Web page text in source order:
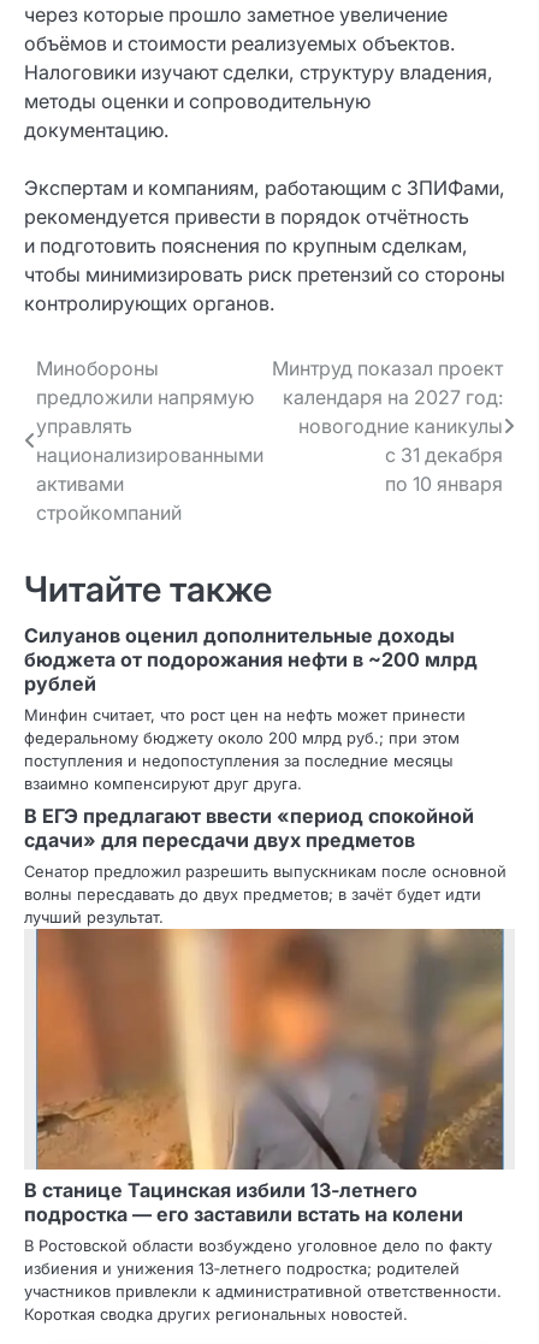
через которые прошло заметное увеличение
объёмов и стоимости реализуемых объектов.
Налоговики изучают сделки, структуру владения,
методы оценки и сопроводительную
документацию.
Экспертам и компаниям, работающим с ЗПИФами,
рекомендуется привести в порядок отчётность
и подготовить пояснения по крупным сделкам,
чтобы минимизировать риск претензий со стороны
контролирующих органов.
Навигация
по записям
Минобороны
предложили напрямую
управлять
национализированными
активами
стройкомпаний
Минтруд показал проект
календаря на 2027 год:
новогодние каникулы
с 31 декабря
по 10 января
Читайте также
Силуанов оценил дополнительные доходы
бюджета от подорожания нефти в ~200 млрд
рублей
Минфин считает, что рост цен на нефть может принести
федеральному бюджету около 200 млрд руб.; при этом
поступления и недопоступления за последние месяцы
взаимно компенсируют друг друга.
В ЕГЭ предлагают ввести «период спокойной
сдачи» для пересдачи двух предметов
Сенатор предложил разрешить выпускникам после основной
волны пересдавать до двух предметов; в зачёт будет идти
лучший результат.
В станице Тацинская избили 13‑летнего
подростка — его заставили встать на колени
В Ростовской области возбуждено уголовное дело по факту
избиения и унижения 13‑летнего подростка; родителей
участников привлекли к административной ответственности.
Короткая сводка других региональных новостей.